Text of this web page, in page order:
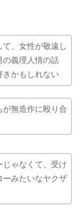
、女性が敬遠し
の義理人情の話
きかもしれない
が無造作に殴り合
ゃなくて、受け
ーみたいなヤクザ